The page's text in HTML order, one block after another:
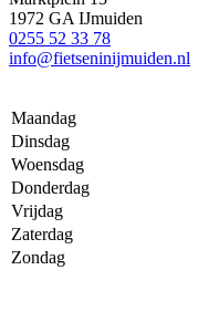
1972 GA IJmuiden
0255 52 33 78
info@fietseninijmuiden.nl
Maandag
Dinsdag
Woensdag
Donderdag
Vrijdag
Zaterdag
Zondag